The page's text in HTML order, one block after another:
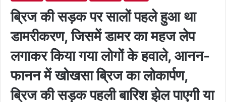
ब्रिज की सड़क पर सालों पहले हुआ था
डामरीकरण, जिसमें डामर का महज लेप
लगाकर किया गया लोगों के हवाले, आनन-
फानन में खोखसा ब्रिज का लोकार्पण,
ब्रिज की सड़क पहली बारिश झेल पाएगी या